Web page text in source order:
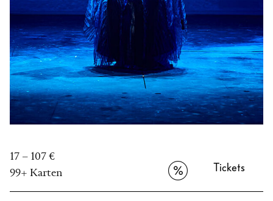
Tickets
17 – 107 €
99+ Karten